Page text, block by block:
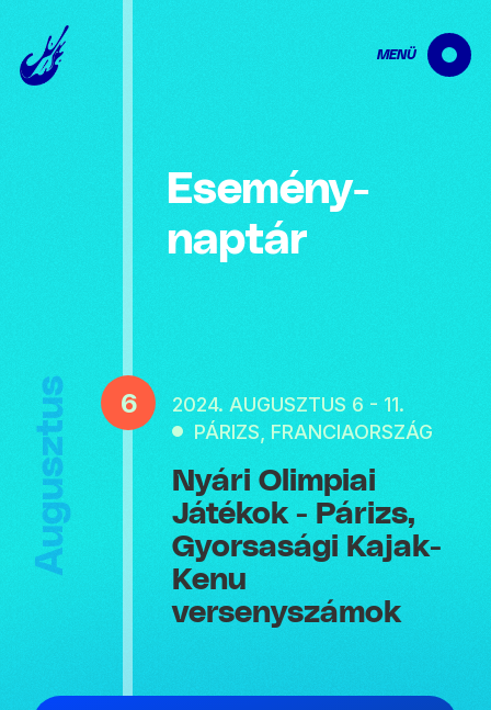
MENÜ
Esemény­
naptár
Augusztus 6
2024. AUGUSZTUS 6 - 11.
PÁRIZS, FRANCIAORSZÁG
Nyári Olimpiai
Játékok - Párizs,
Gyorsasági Kajak-
Kenu
versenyszámok